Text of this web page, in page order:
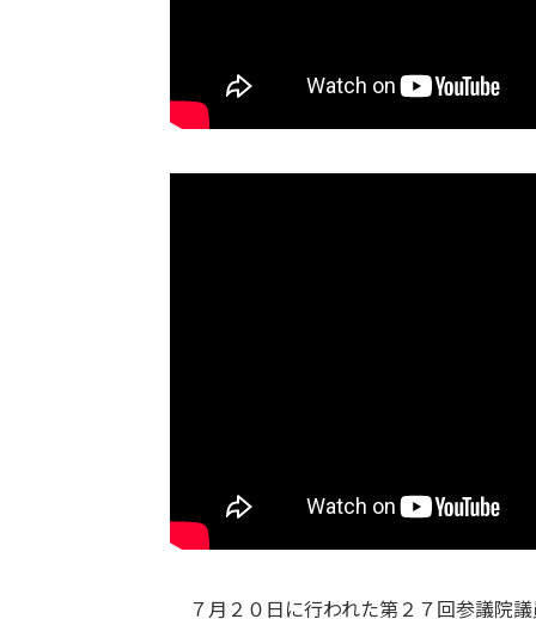
７月２０日に行われた第２７回参議院